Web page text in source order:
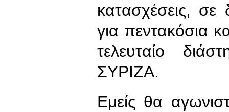
κατασχέσεις, σε
για πεντακόσια
τελευταίο
ΣΥΡΙΖΑ.
Εμείς θα